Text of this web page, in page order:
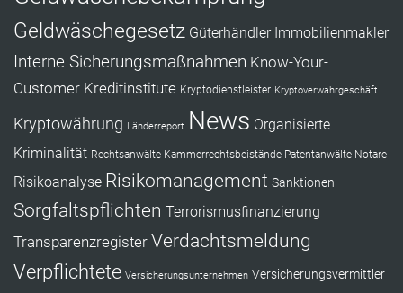
Geldwäschegesetz Güterhändler Immobilienmakler
Interne Sicherungsmaßnahmen Know-Your-
Customer Kreditinstitute Kryptodienstleister Kryptoverwahrgeschäft
Kryptowährung Länderreport News Organisierte
Kriminalität Rechtsanwälte-Kammerrechtsbeistände-Patentanwälte-Notare
Risikoanalyse Risikomanagement Sanktionen
Sorgfaltspflichten Terrorismusfinanzierung
Transparenzregister Verdachtsmeldung
Verpflichtete Versicherungsunternehmen Versicherungsvermittler